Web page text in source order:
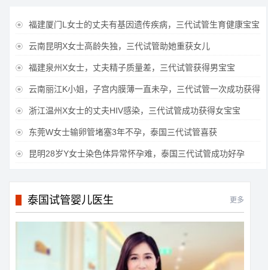
 福建厦门L女士的丈夫有基因遗传疾病，三代试管生育健康宝宝
 云南昆明X女士高龄失独，三代试管助她重获女儿
 福建泉州X女士，丈夫精子质量差，三代试管获得男宝宝
 云南丽江K小姐，子宫内膜薄一直未孕，三代试管一次成功获得
 浙江温州X女士的丈夫HIV感染，三代试管成功获得女宝宝
 东莞W女士输卵管堵塞3年不孕，泰国三代试管喜获
 昆明28岁Y女士染色体异常怀孕难，泰国三代试管成功好孕
泰国试管婴儿医生 更多